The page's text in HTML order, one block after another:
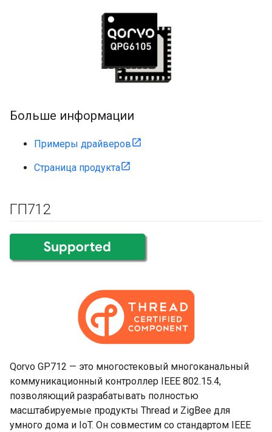
Больше информации
Примеры драйверов
Страница продукта
ГП712
Qorvo GP712 — это многостековый многоканальный
коммуникационный контроллер IEEE 802.15.4,
позволяющий разрабатывать полностью
масштабируемые продукты Thread и ZigBee для
умного дома и IoT. Он совместим со стандартом IEEE